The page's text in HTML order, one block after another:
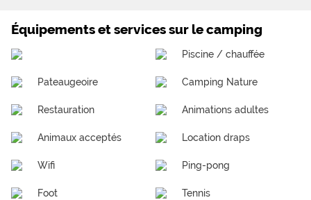
Équipements et services sur le camping
Piscine / chauffée
Pateaugeoire Camping Nature
Restauration Animations adultes
Animaux acceptés Location draps
Wifi Ping-pong
Foot Tennis